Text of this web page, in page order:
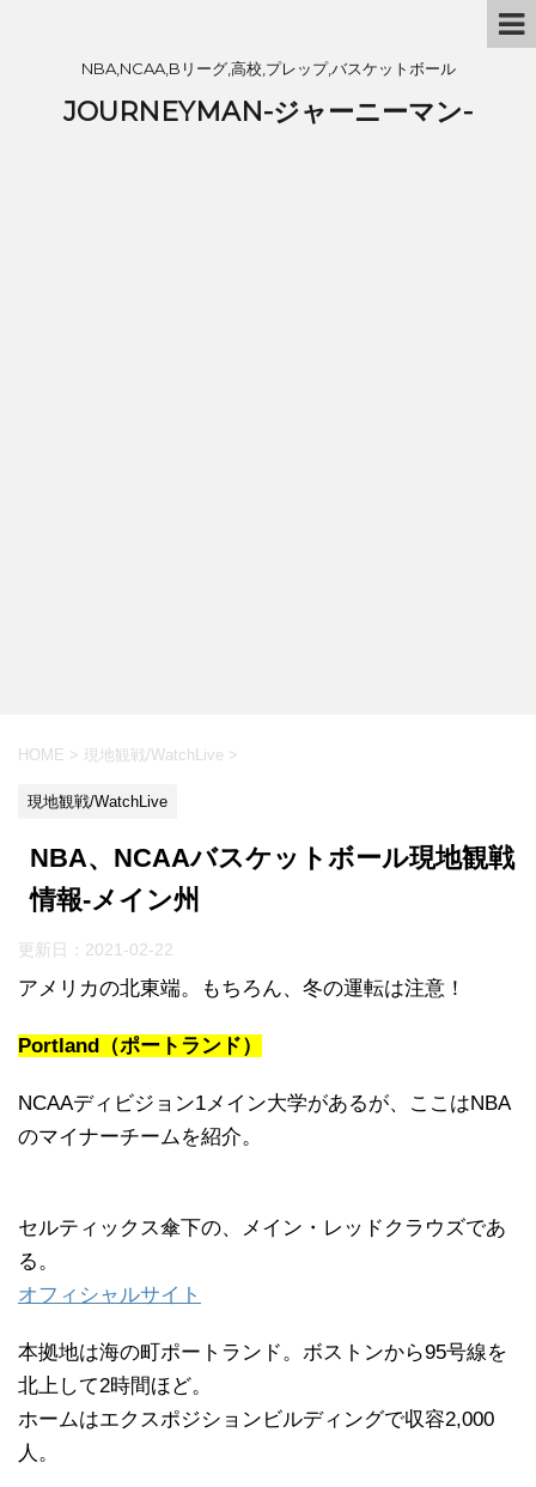
NBA,NCAA,Bリーグ,高校,プレップ,バスケットボール
JOURNEYMAN-ジャーニーマン-
HOME > 現地観戦/WatchLive >
現地観戦/WatchLive
NBA、NCAAバスケットボール現地観戦
情報-メイン州
更新日： 2021-02-22
アメリカの北東端。もちろん、冬の運転は注意！
Portland（ポートランド）
NCAAディビジョン1メイン大学があるが、ここはNBA
のマイナーチームを紹介。
セルティックス傘下の、メイン・レッドクラウズであ
る。
オフィシャルサイト
本拠地は海の町ポートランド。ボストンから95号線を
北上して2時間ほど。
ホームはエクスポジションビルディングで収容2,000
人。